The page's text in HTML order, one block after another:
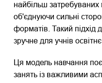
найбільш затребуваних
об'єднуючи сильні
форматів. Такий підхід
зручне для учнів
Ця модель навчання
занять із важливими